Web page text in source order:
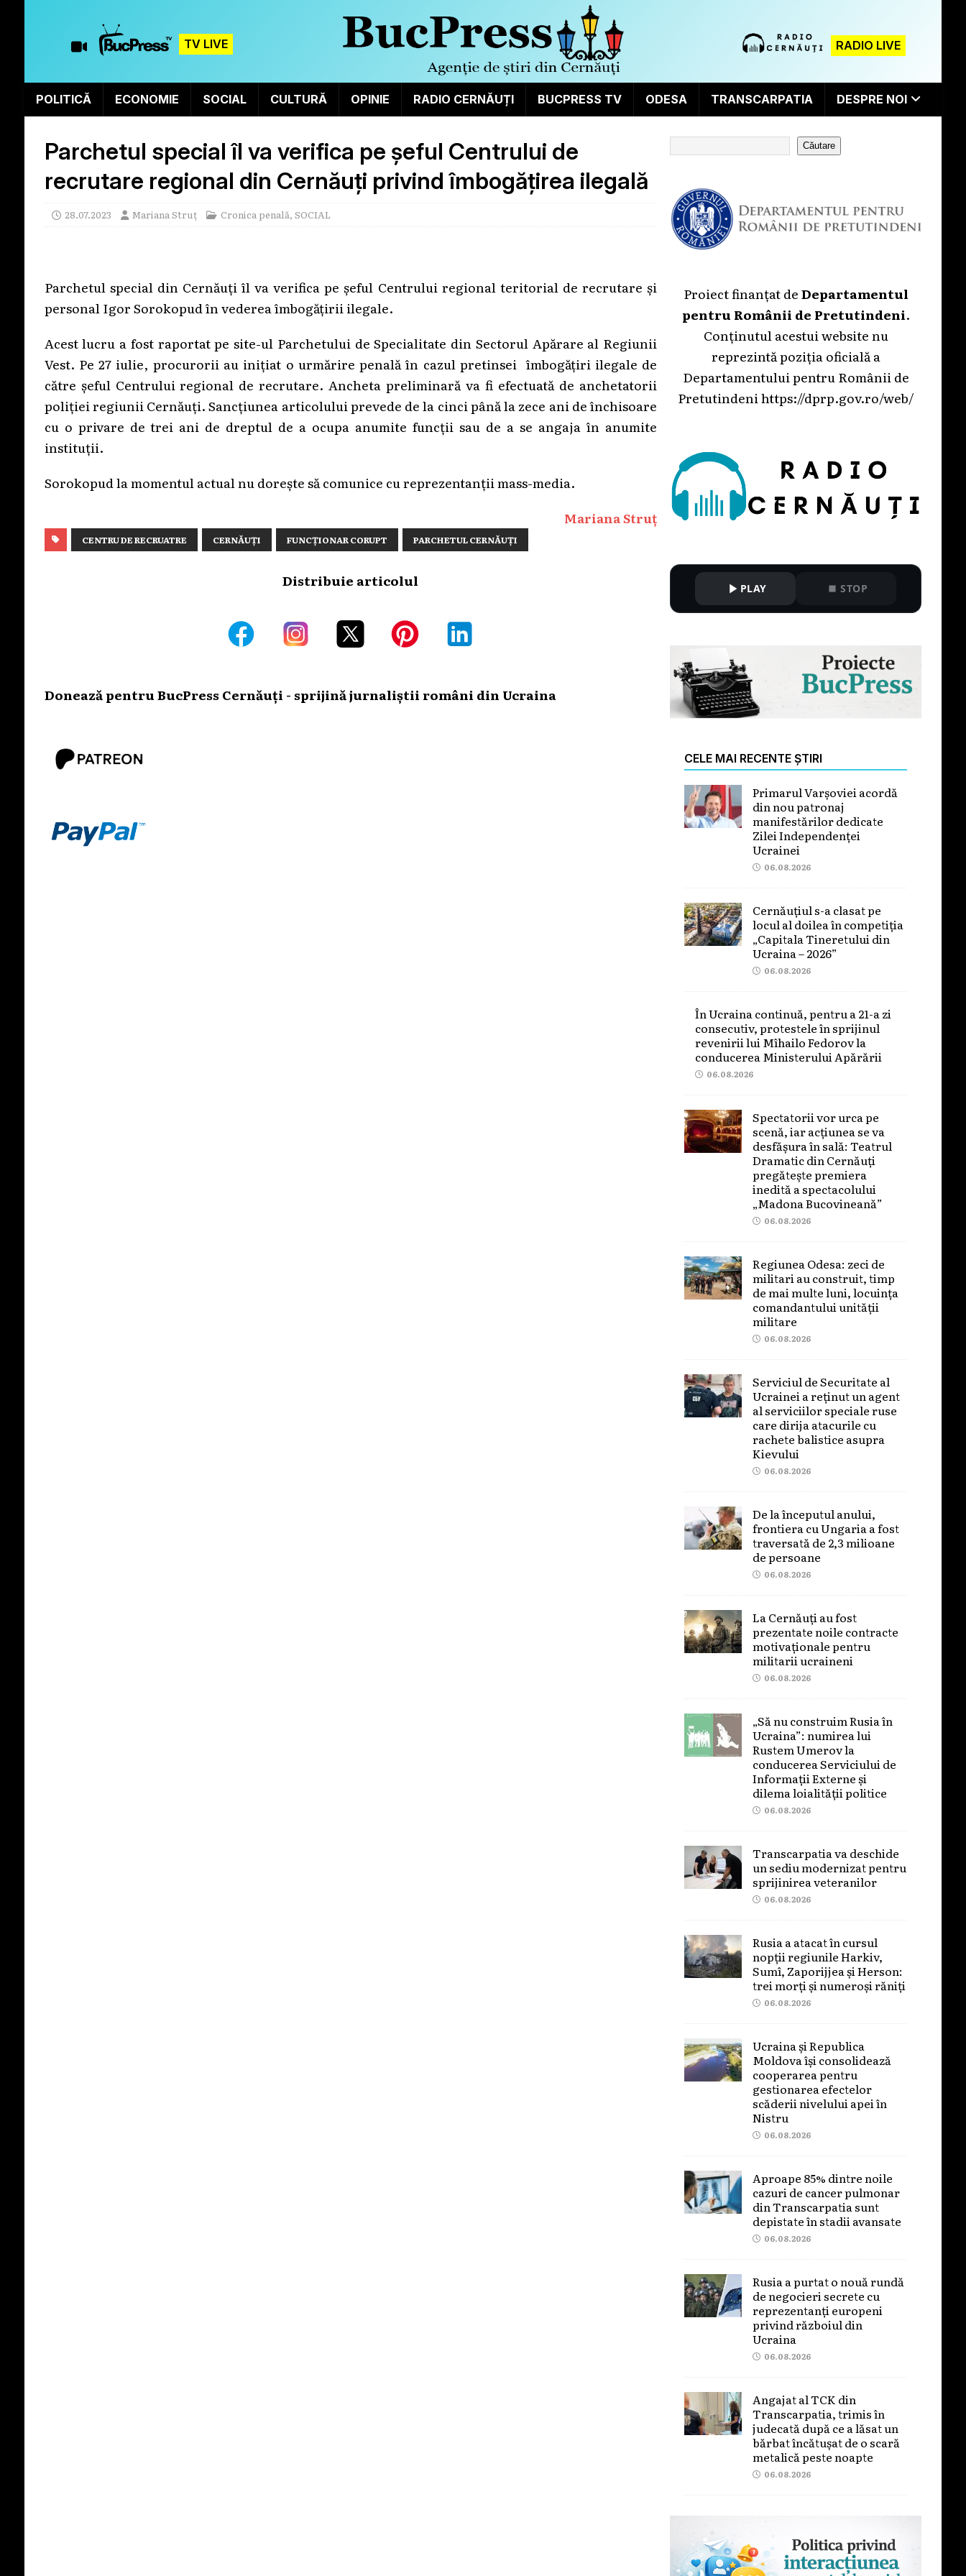
TV LIVE RADIO LIVE
POLITICĂ ECONOMIE SOCIAL CULTURĂ OPINIE RADIO CERNĂUȚI BUCPRESS TV ODESA TRANSCARPATIA DESPRE NOI
Parchetul special îl va verifica pe șeful Centrului de
recrutare regional din Cernăuți privind îmbogățirea ilegală
28.07.2023 Mariana Struț Cronica penală, SOCIAL
Parchetul special din Cernăuți îl va verifica pe șeful Centrului regional teritorial de recrutare și
personal Igor Sorokopud în vederea îmbogățirii ilegale.
Acest lucru a fost raportat pe site-ul Parchetului de Specialitate din Sectorul Apărare al Regiunii
Vest. Pe 27 iulie, procurorii au inițiat o urmărire penală în cazul pretinsei îmbogățiri ilegale de
către șeful Centrului regional de recrutare. Ancheta preliminară va fi efectuată de anchetatorii
poliției regiunii Cernăuți. Sancțiunea articolului prevede de la cinci până la zece ani de închisoare
cu o privare de trei ani de dreptul de a ocupa anumite funcții sau de a se angaja în anumite
instituții.
Sorokopud la momentul actual nu dorește să comunice cu reprezentanții mass-media.
Mariana Struț
CENTRU DE RECRUATRE CERNĂUȚI FUNCŢIONAR CORUPT PARCHETUL CERNĂUŢI
Distribuie articolul
Donează pentru BucPress Cernăuți - sprijină jurnaliștii români din Ucraina
Căutare
Proiect finanțat deDepartamentul
pentru Românii de Pretutindeni.
Conținutul acestui website nu
reprezintă poziția oficială a
Departamentului pentru Românii de
Pretutindenihttps://dprp.gov.ro/web/
PLAY STOP
CELE MAI RECENTE ȘTIRI
Primarul Varșoviei acordă
din nou patronaj
manifestărilor dedicate
Zilei Independenței
Ucrainei
06.08.2026
Cernăuțiul s-a clasat pe
locul al doilea în competiția
„Capitala Tineretului din
Ucraina – 2026”
06.08.2026
În Ucraina continuă, pentru a 21-a zi
consecutiv, protestele în sprijinul
revenirii lui Mîhailo Fedorov la
conducerea Ministerului Apărării
06.08.2026
Spectatorii vor urca pe
scenă, iar acțiunea se va
desfășura în sală: Teatrul
Dramatic din Cernăuți
pregătește premiera
inedită a spectacolului
„Madona Bucovineană”
06.08.2026
Regiunea Odesa: zeci de
militari au construit, timp
de mai multe luni, locuința
comandantului unității
militare
06.08.2026
Serviciul de Securitate al
Ucrainei a reținut un agent
al serviciilor speciale ruse
care dirija atacurile cu
rachete balistice asupra
Kievului
06.08.2026
De la începutul anului,
frontiera cu Ungaria a fost
traversată de 2,3 milioane
de persoane
06.08.2026
La Cernăuți au fost
prezentate noile contracte
motivaționale pentru
militarii ucraineni
06.08.2026
„Să nu construim Rusia în
Ucraina”: numirea lui
Rustem Umerov la
conducerea Serviciului de
Informații Externe și
dilema loialității politice
06.08.2026
Transcarpatia va deschide
un sediu modernizat pentru
sprijinirea veteranilor
06.08.2026
Rusia a atacat în cursul
nopții regiunile Harkiv,
Sumî, Zaporijjea și Herson:
trei morți și numeroși răniți
06.08.2026
Ucraina și Republica
Moldova își consolidează
cooperarea pentru
gestionarea efectelor
scăderii nivelului apei în
Nistru
06.08.2026
Aproape 85% dintre noile
cazuri de cancer pulmonar
din Transcarpatia sunt
depistate în stadii avansate
06.08.2026
Rusia a purtat o nouă rundă
de negocieri secrete cu
reprezentanți europeni
privind războiul din
Ucraina
06.08.2026
Angajat al TCK din
Transcarpatia, trimis în
judecată după ce a lăsat un
bărbat încătușat de o scară
metalică peste noapte
06.08.2026